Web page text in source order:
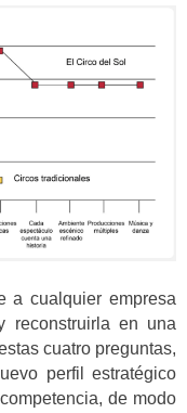
a cualquier empresa
reconstruirla en una
cuatro preguntas,
perfil estratégico
de modo